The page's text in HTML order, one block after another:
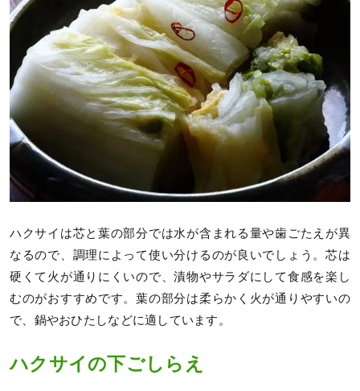
ハクサイは芯と葉の部分では水が含まれる量や歯ごたえが異
なるので、調理によって使い分けるのが良いでしょう。芯は
硬くて火が通りにくいので、漬物やサラダにして食感を楽し
むのがおすすめです。葉の部分は柔らかく火が通りやすいの
で、鍋やおひたしなどに適しています。
ハクサイの下ごしらえ